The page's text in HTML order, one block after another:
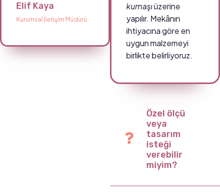
Elif Kaya
Kurumsal İletişim Müdürü
kumaşıüzerine
yapılır. Mekânın
ihtiyacına göre en
uygun malzemeyi
birlikte belirliyoruz.
Özel ölçü
veya
tasarım
isteği
verebilir
miyim?